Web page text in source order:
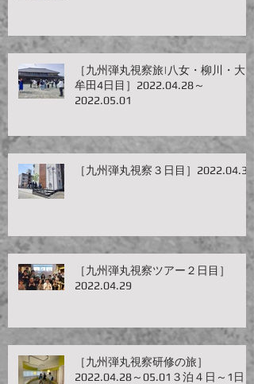
［九州弾丸視察旅|八女・柳川・大
牟田4日目］2022.04.28～
2022.05.01
［九州弾丸視察３日目］2022.04.30
［九州弾丸視察ツアー２日目］
2022.04.29
［九州弾丸視察研修の旅］
2022.04.28～05.01３泊４日～1日目